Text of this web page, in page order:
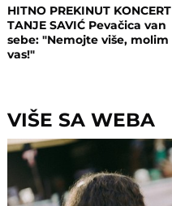
HITNO PREKINUT KONCERT
TANJE SAVIĆ Pevačica van
sebe: "Nemojte više, molim
vas!"
VIŠE SA WEBA